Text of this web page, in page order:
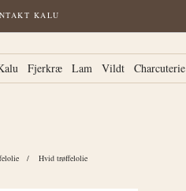
KALU
Fjerkræ Lam Vildt Charcuterie
Hvid trøffelolie